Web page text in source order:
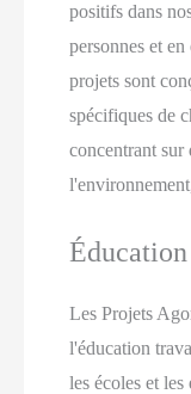
positifs dans
personnes et
projets sont
spécifiques de
concentrant sur
Les Projets
l'éducation
les écoles et